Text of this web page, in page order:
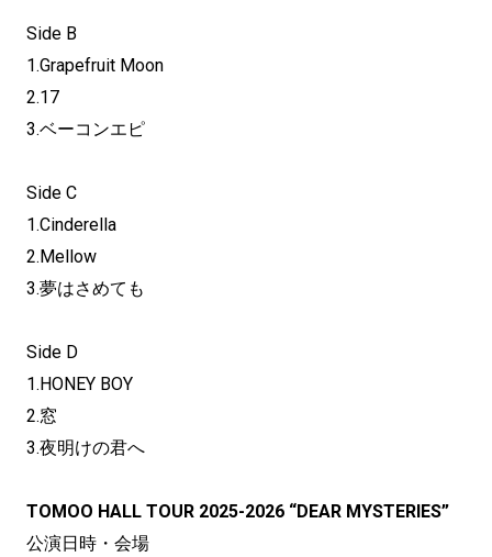
Side B
1.Grapefruit Moon
2.17
3.ベーコンエピ
Side C
1.Cinderella
2.Mellow
3.夢はさめても
Side D
1.HONEY BOY
2.窓
3.夜明けの君へ
TOMOO HALL TOUR 2025-2026 “DEAR MYSTERIES”
公演日時・会場